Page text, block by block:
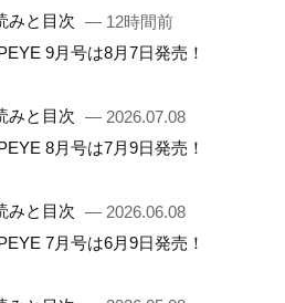
みと目次 — 12時間前
9月号は8月7日発売！
みと目次 — 2026.07.08
8月号は7月9日発売！
みと目次 — 2026.06.08
7月号は6月9日発売！